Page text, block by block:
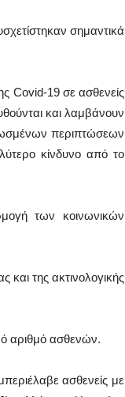
σημαντικά
Covid-19 σε ασθενείς
και λαμβάνουν
περιπτώσεων
κίνδυνο από το
των κοινωνικών
και της ακτινολογικής
αριθμό ασθενών.
ασθενείς με